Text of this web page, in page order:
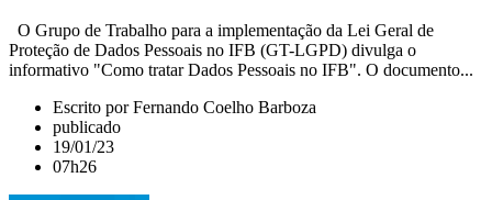
O Grupo de Trabalho para a implementação da Lei Geral de
Proteção de Dados Pessoais no IFB (GT-LGPD) divulga o
informativo "Como tratar Dados Pessoais no IFB". O documento...
Escrito por Fernando Coelho Barboza
publicado
19/01/23
07h26